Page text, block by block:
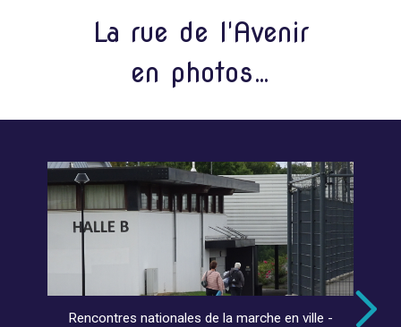
La rue de l'Avenir
en photos…
Rencontres nationales de la marche en ville -